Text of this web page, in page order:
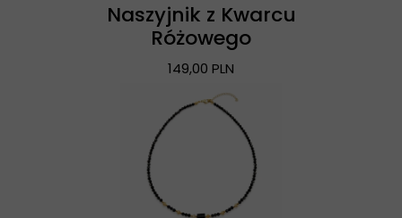
Naszyjnik z Kwarcu
Różowego
149,00 PLN